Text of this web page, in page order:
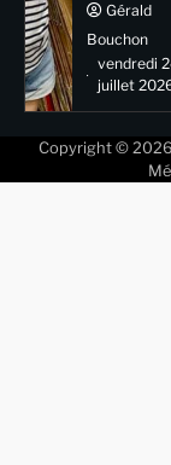
Gérald
Bouchon
vendredi
juillet
Copyright © 2026